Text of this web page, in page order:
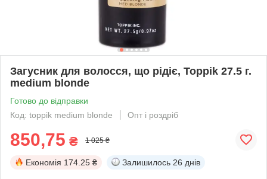
Загусник для волосся, що рідіє, Toppik 27.5 г.
medium blonde
Готово до відправки
Код: toppik medium blonde
Опт і роздріб
850,75 ₴ 1 025 ₴
Економія 174.25 ₴ Залишилось 26 днів